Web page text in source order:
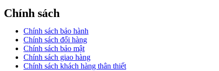
Chính sách
Chính sách bảo hành
Chính sách đổi hàng
Chính sách bảo mật
Chính sách giao hàng
Chính sách khách hàng thân thiết